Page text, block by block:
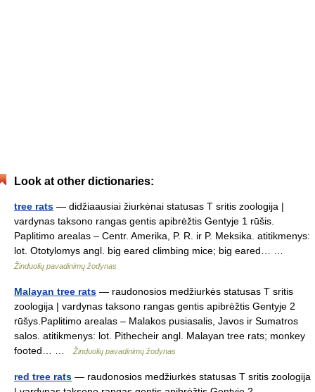
Look at other dictionaries:
tree rats — didžiaausiai žiurkėnai statusas T sritis zoologija |
vardynas taksono rangas gentis apibrėžtis Gentyje 1 rūšis.
Paplitimo arealas – Centr. Amerika, P. R. ir P. Meksika. atitikmenys:
lot. Ototylomys angl. big eared climbing mice; big eared… …
Žinduolių pavadinimų žodynas
Malayan tree rats — raudonosios medžiurkės statusas T sritis
zoologija | vardynas taksono rangas gentis apibrėžtis Gentyje 2
rūšys.Paplitimo arealas – Malakos pusiasalis, Javos ir Sumatros
salos. atitikmenys: lot. Pithecheir angl. Malayan tree rats; monkey
footed… …
Žinduolių pavadinimų žodynas
red tree rats — raudonosios medžiurkės statusas T sritis zoologija